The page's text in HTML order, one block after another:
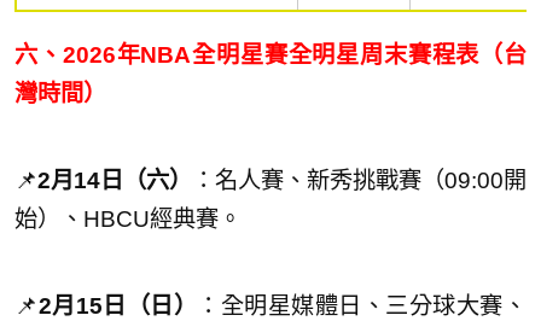
六、2026年NBA全明星賽全明星周末賽程表（台
灣時間）
📌2月14日（六）
：名人賽、新秀挑戰賽（09:00開
始）、HBCU經典賽。
📌2月15日（日）
：全明星媒體日、三分球大賽、